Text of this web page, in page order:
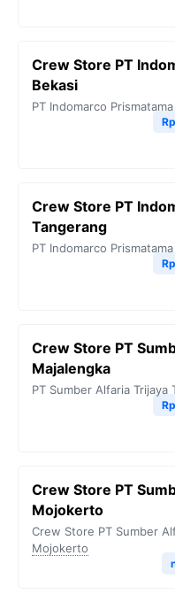
Crew Store PT
Bekasi
PT Indomarco
Crew Store PT
Tangerang
PT Indomarco
Crew Store PT
Majalengka
PT Sumber Alfaria Trijaya
Crew Store PT
Mojokerto
Crew Store PT Sumber
Mojokerto